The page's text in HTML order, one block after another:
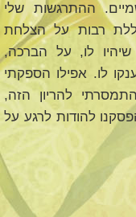
ההתרגשות שלי
רבות על הצלחת
שיהיו לו, על הברכה,
לו. אפילו הספקתי
להריון הזה,
להודות לרגע על